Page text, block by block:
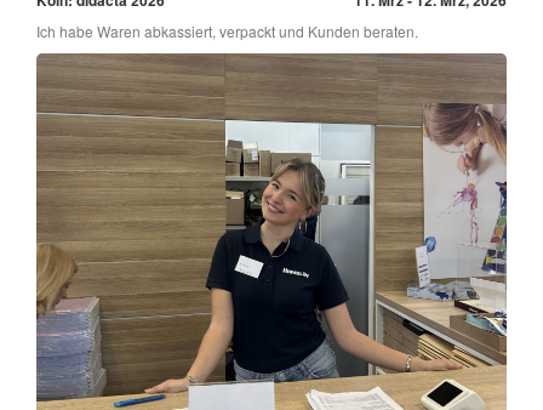
Ich habe Waren abkassiert, verpackt und Kunden beraten.